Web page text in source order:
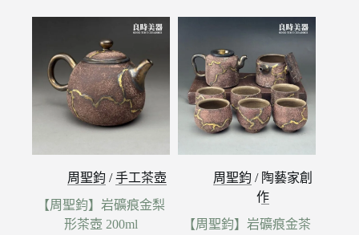
周聖鈞 /手工茶壺
【周聖鈞】岩礦痕金梨
形茶壺 200ml
周聖鈞 / 陶藝家創
作
【周聖鈞】岩礦痕金茶